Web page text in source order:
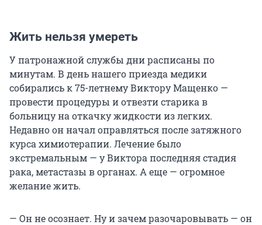
Жить нельзя умереть
У патронажной службы дни расписаны по
минутам. В день нашего приезда медики
собирались к 75-летнему Виктору Мащенко —
провести процедуры и отвезти старика в
больницу на откачку жидкости из легких.
Недавно он начал оправляться после затяжного
курса химиотерапии. Лечение было
экстремальным — у Виктора последняя стадия
рака, метастазы в органах. А еще — огромное
желание жить.
— Он не осознает. Ну и зачем разочаровывать — он